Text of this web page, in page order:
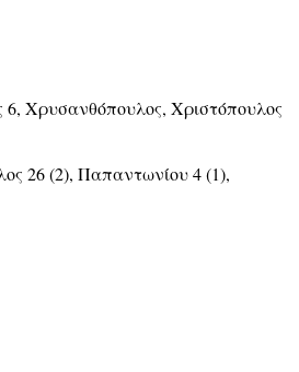
Χρυσανθόπουλος, Χριστόπουλος
26 (2), Παπαντωνίου 4 (1),